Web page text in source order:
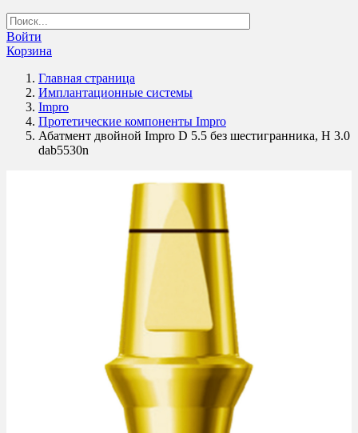
Войти
Корзина
Главная страница
Имплантационные системы
Impro
Протетические компоненты Impro
Абатмент двойной Impro D 5.5 без шестигранника, H 3.0
dab5530n